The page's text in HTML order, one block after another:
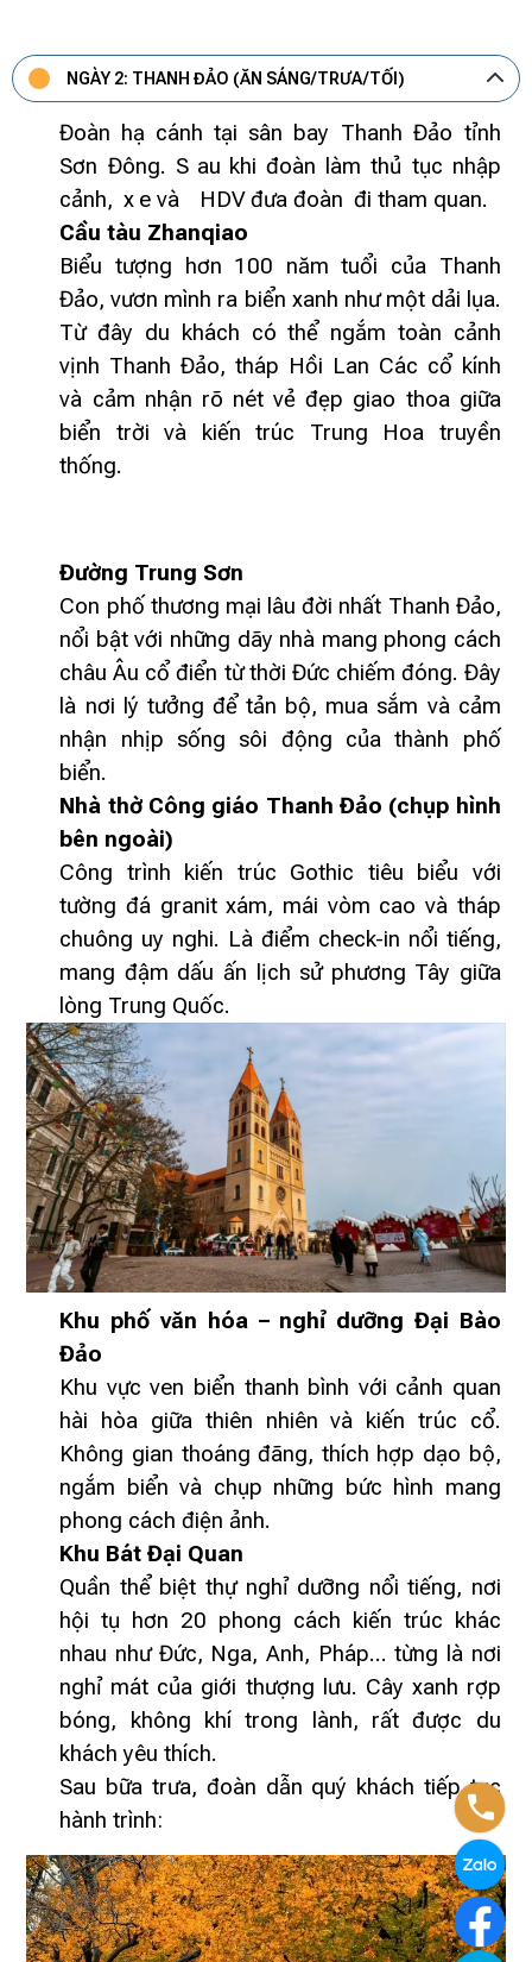
NGÀY 2: THANH ĐẢO (ĂN SÁNG/TRƯA/TỐI)
Đoàn hạ cánh tại sân bay Thanh Đảo tỉnh
Sơn Đông. S au khi đoàn làm thủ tục nhập
cảnh, x e và HDV đưa đoàn đi tham quan.
Cầu tàu Zhanqiao
Biểu tượng hơn 100 năm tuổi của Thanh
Đảo, vươn mình ra biển xanh như một dải lụa.
Từ đây du khách có thể ngắm toàn cảnh
vịnh Thanh Đảo, tháp Hồi Lan Các cổ kính
và cảm nhận rõ nét vẻ đẹp giao thoa giữa
biển trời và kiến trúc Trung Hoa truyền
thống.
Đường Trung Sơn
Con phố thương mại lâu đời nhất Thanh Đảo,
nổi bật với những dãy nhà mang phong cách
châu Âu cổ điển từ thời Đức chiếm đóng. Đây
là nơi lý tưởng để tản bộ, mua sắm và cảm
nhận nhịp sống sôi động của thành phố
biển.
Nhà thờ Công giáo Thanh Đảo (chụp hình
bên ngoài)
Công trình kiến trúc Gothic tiêu biểu với
tường đá granit xám, mái vòm cao và tháp
chuông uy nghi. Là điểm check-in nổi tiếng,
mang đậm dấu ấn lịch sử phương Tây giữa
lòng Trung Quốc.
Khu phố văn hóa – nghỉ dưỡng Đại Bào
Đảo
Khu vực ven biển thanh bình với cảnh quan
hài hòa giữa thiên nhiên và kiến trúc cổ.
Không gian thoáng đãng, thích hợp dạo bộ,
ngắm biển và chụp những bức hình mang
phong cách điện ảnh.
Khu Bát Đại Quan
Quần thể biệt thự nghỉ dưỡng nổi tiếng, nơi
hội tụ hơn 20 phong cách kiến trúc khác
nhau như Đức, Nga, Anh, Pháp… từng là nơi
nghỉ mát của giới thượng lưu. Cây xanh rợp
bóng, không khí trong lành, rất được du
khách yêu thích.
Sau bữa trưa, đoàn dẫn quý khách tiếp tục
hành trình: